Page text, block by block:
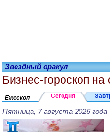
Звездный оракул
Бизнес-гороскоп
Пятница, 7 августа 2026 года
Ежескоп Сегодня